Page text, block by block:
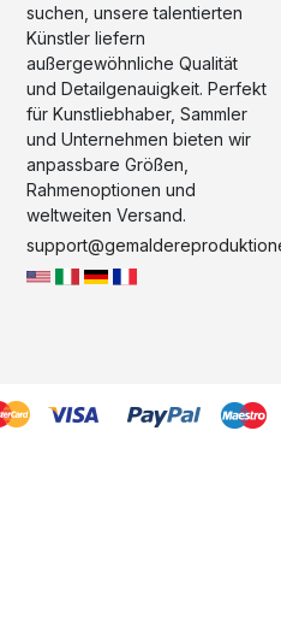
suchen, unsere talentierten
Künstler liefern
außergewöhnliche Qualität
und Detailgenauigkeit. Perfekt
für Kunstliebhaber, Sammler
und Unternehmen bieten wir
anpassbare Größen,
Rahmenoptionen und
weltweiten Versand.